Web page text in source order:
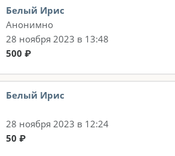
Белый Ирис
Анонимно
28 ноября 2023 в 13:48
500 ₽
Белый Ирис
28 ноября 2023 в 12:24
50 ₽